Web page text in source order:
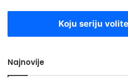
Koju seriju
Najnovije